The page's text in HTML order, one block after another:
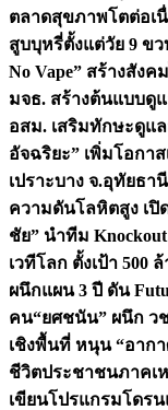
ตลาดสุขภาพโตต่อเ
สูบบุหรี่ตั้งแต่วัย 9 ขว
No Vape” สร้างสัง
มจธ. สร้างต้นแบบดู
อสม. เสริมทักษะดูแ
อัจฉริยะ” เพิ่มโอกา
เปราะบาง จ.อุทัยธานี
ความดันโลหิตสูง เปิ
ชัย” นำทีม
เวทีโลก ตั้งเป้า 500
ผนึกแผน 3 ปี ดัน
คน“ยศชนัน” ผนึก ว
เชิงพื้นที่ หนุน “อาก
ชีวิตประชาชนภาคเ
เขียนโปรแกรมโดร